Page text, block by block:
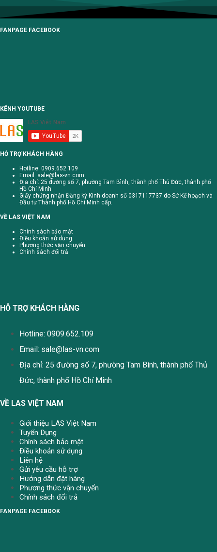
FANPAGE FACEBOOK
KÊNH YOUTUBE
HỖ TRỢ KHÁCH HÀNG
Hotline: 0909.652.109
Email: sale@las-vn.com
Địa chỉ: 25 đường số 7, phường Tam Bình, thành phố Thủ Đức, thành phố
Hồ Chí Minh
Giấy chứng nhận Đăng ký Kinh doanh số 0317117737 do Sở Kế hoạch và
Đầu tư Thành phố Hồ Chí Minh cấp.
VỀ LAS VIỆT NAM
Chính sách bảo mật
Điều khoản sử dụng
Phương thức vận chuyển
Chính sách đổi trả
HỖ TRỢ KHÁCH HÀNG
Hotline: 0909.652.109
Email: sale@las-vn.com
Địa chỉ: 25 đường số 7, phường Tam Bình, thành phố Thủ
Đức, thành phố Hồ Chí Minh
VỀ LAS VIỆT NAM
Giới thiệu LAS Việt Nam
Tuyển Dụng
Chính sách bảo mật
Điều khoản sử dụng
Liên hệ
Gửi yêu cầu hỗ trợ
Hướng dẫn đặt hàng
Phương thức vận chuyển
Chính sách đổi trả
FANPAGE FACEBOOK